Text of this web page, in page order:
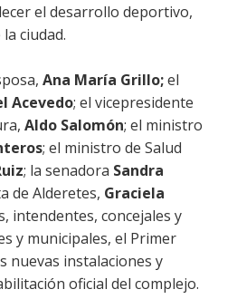
el desarrollo deportivo,
ciudad.
Ana María Grillo;el
Acevedo; el vicepresidente
Aldo Salomón; el ministro
; el ministro de Salud
; la senadora Sandra
de Alderetes, Graciela
intendentes, concejales y
y municipales, el Primer
nuevas instalaciones y
oficial del complejo.